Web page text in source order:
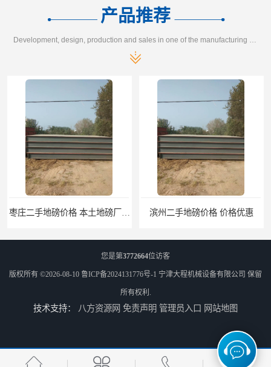
产品推荐
Development, design, production and sales in one of the manufacturing enterprises
枣庄二手地磅价格 本土地磅厂100秒报价 滨州二手地磅价格 价格优惠
您是第3772664位访客
版权所有 ©2026-08-10 鲁ICP备2024131776号-1 宁津大程机械设备有限公司 保留
所有权利.
技术支持： 八方资源网 免责声明 管理员入口 网站地图